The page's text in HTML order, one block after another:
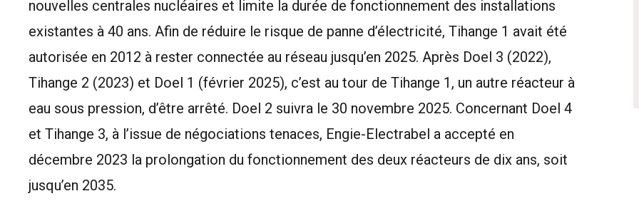
nouvelles centrales nucléaires et limite la durée de fonctionnement des installations
existantes à 40 ans. Afin de réduire le risque de panne d’électricité, Tihange 1 avait été
autorisée en 2012 à rester connectée au réseau jusqu’en 2025. Après Doel 3 (2022),
Tihange 2 (2023) et Doel 1 (février 2025), c’est au tour de Tihange 1, un autre réacteur à
eau sous pression, d’être arrêté. Doel 2 suivra le 30 novembre 2025. Concernant Doel 4
et Tihange 3, à l’issue de négociations tenaces, Engie-Electrabel a accepté en
décembre 2023 la prolongation du fonctionnement des deux réacteurs de dix ans, soit
jusqu’en 2035.